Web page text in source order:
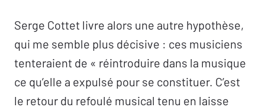
Serge Cottet livre alors une autre hypothèse,
qui me semble plus décisive : ces musiciens
tenteraient de « réintroduire dans la musique
ce qu’elle a expulsé pour se constituer. C’est
le retour du refoulé musical tenu en laisse